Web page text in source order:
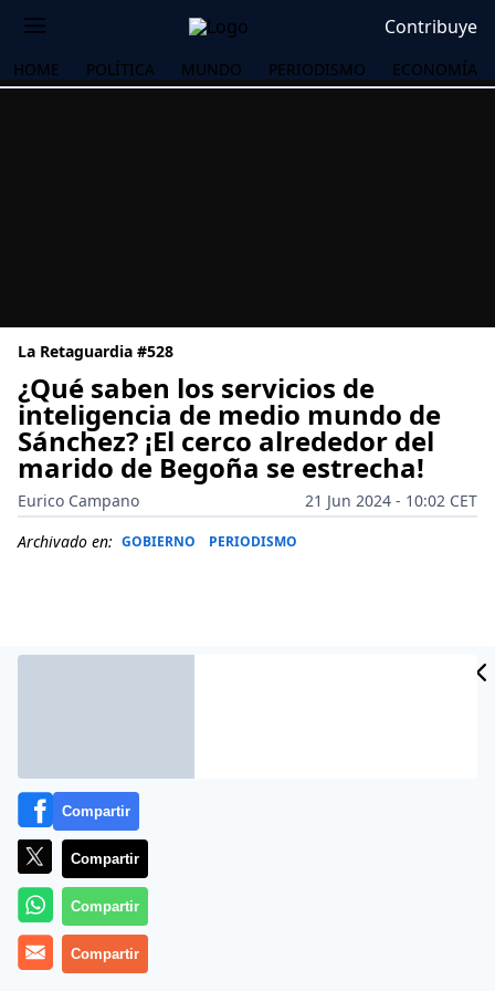
Contribuye
HOME POLÍTICA MUNDO PERIODISMO ECONOMÍA
La Retaguardia #528
¿Qué saben los servicios de
inteligencia de medio mundo de
Sánchez? ¡El cerco alrededor del
marido de Begoña se estrecha!
Eurico Campano
21 Jun 2024 - 10:02 CET
Archivado en: GOBIERNO PERIODISMO
Más información
No es una cosa menor.
Lo de
Pegasustuvo muy mala pinta en su momento
Compartir
Compartir
Compartir
Compartir